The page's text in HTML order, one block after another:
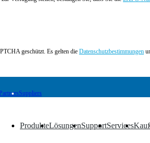
geschützt. Es gelten die Datenschutzbestimmungen
PartnersSuppliers
Produkte
▼ Lösungen
▼ Support
▼ Services
▼ ▼